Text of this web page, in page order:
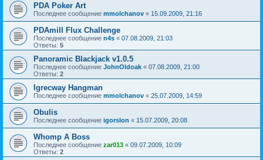
PDA Poker Art
Последнее сообщение mmolchanov « 15.09.2009, 21:16
PDAmill Flux Challenge
Последнее сообщение n4s « 07.08.2009, 21:03
Ответы: 5
Panoramic Blackjack v1.0.5
Последнее сообщение JohnOldoak « 07.08.2009, 21:00
Ответы: 2
Igrecway Hangman
Последнее сообщение mmolchanov « 25.07.2009, 14:59
Obulis
Последнее сообщение igorslon « 15.07.2009, 20:08
Whomp A Boss
Последнее сообщение zar013 « 09.07.2009, 10:09
Ответы: 2